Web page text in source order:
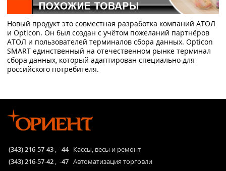
Новый продукт это совместная разработка компаний АТОЛ
и Opticon. Он был создан с учётом пожеланий партнёров
АТОЛ и пользователей терминалов сбора данных. Opticon
SMART единственный на отечественном рынке терминал
сбора данных, который адаптирован специально для
российского потребителя.
(343) 216-57-43 , -44 Кассы, весы и ремонт
(343) 216-57-42 , -47 Автоматизация торговли